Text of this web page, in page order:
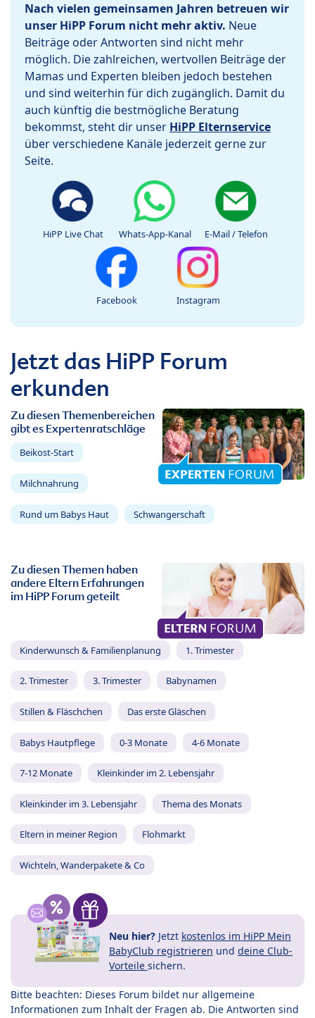
Nach vielen gemeinsamen Jahren betreuen wir
unser HiPP Forum nicht mehr aktiv. Neue
Beiträge oder Antworten sind nicht mehr
möglich. Die zahlreichen, wertvollen Beiträge der
Mamas und Experten bleiben jedoch bestehen
und sind weiterhin für dich zugänglich. Damit du
auch künftig die bestmögliche Beratung
bekommst, steht dir unser HiPP Elternservice
über verschiedene Kanäle jederzeit gerne zur
Seite.
HiPP Live Chat Whats-App-Kanal E-Mail / Telefon
Facebook Instagram
Jetzt das HiPP Forum
erkunden
Zu diesen Themenbereichen
gibt es Expertenratschläge
Beikost-Start
Milchnahrung
Rund um Babys Haut Schwangerschaft
Zu diesen Themen haben
andere Eltern Erfahrungen
im HiPP Forum geteilt
Kinderwunsch & Familienplanung 1. Trimester
2. Trimester 3. Trimester Babynamen
Stillen & Fläschchen Das erste Gläschen
Babys Hautpflege 0-3 Monate 4-6 Monate
7-12 Monate Kleinkinder im 2. Lebensjahr
Kleinkinder im 3. Lebensjahr Thema des Monats
Eltern in meiner Region Flohmarkt
Wichteln, Wanderpakete & Co
Neu hier? Jetzt kostenlos im HiPP Mein
BabyClub registrieren und deine Club-
Vorteile sichern.
Bitte beachten: Dieses Forum bildet nur allgemeine
Informationen zum Inhalt der Fragen ab. Die Antworten sind